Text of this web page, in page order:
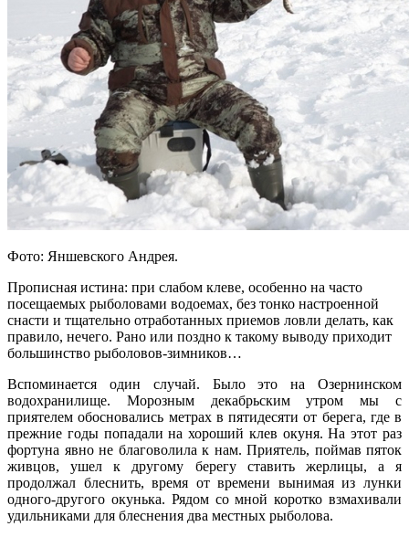
Фото: Яншевского Андрея.
Прописная истина: при слабом клеве, особенно на часто
посещаемых рыболовами водоемах, без тонко настроенной
снасти и тщательно отработанных приемов ловли делать, как
правило, нечего. Рано или поздно к такому выводу приходит
большинство рыболовов-зимников…
Вспоминается один случай. Было это на Озернинском
водохранилище. Морозным декабрьским утром мы с
приятелем обосновались метрах в пятидесяти от берега, где в
прежние годы попадали на хороший клев окуня. На этот раз
фортуна явно не благоволила к нам. Приятель, поймав пяток
живцов, ушел к другому берегу ставить жерлицы, а я
продолжал блеснить, время от времени вынимая из лунки
одного-другого окунька. Рядом со мной коротко взмахивали
удильниками для блеснения два местных рыболова.